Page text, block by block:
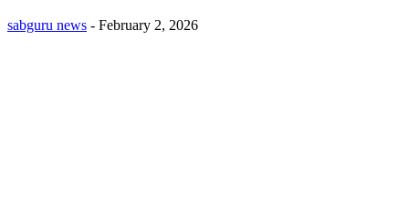
sabguru news - February 2, 2026